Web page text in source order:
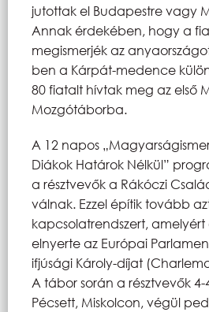
jutottak el Budapestre vagy
Annak érdekében, hogy a
megismerjék az
ben a Kárpát-medence
80 fiatalt hívtak meg az első
Mozgótáborba.
A 12 napos
Diákok Határok Nélkül”
a résztvevők a Rákóczi
válnak. Ezzel építik tovább
kapcsolatrendszert,
elnyerte az Európai
ifjúsági Károly-díjat
A tábor során a résztvevők
Pécsett, Miskolcon, végül